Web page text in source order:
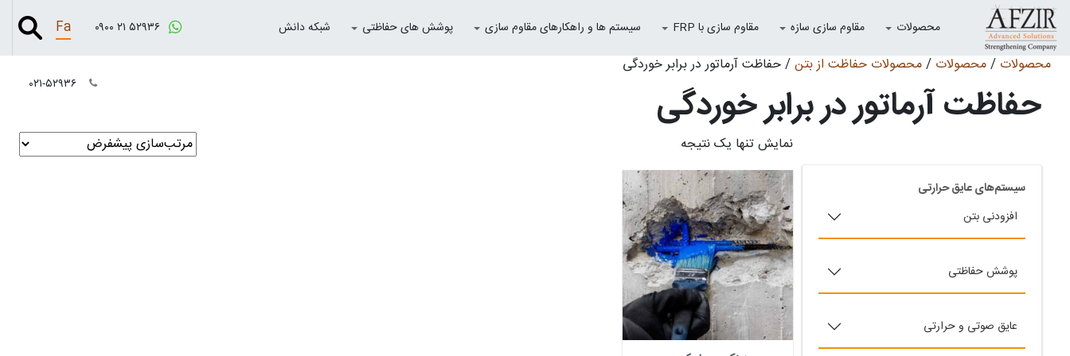
Fa محصولات مقاوم سازی سازه مقاوم سازی با FRP سیستم ها و راهکارهای مقاوم سازی پوشش های حفاظتی شبکه دانش ۰۹۰۰ ۲۱ ۵۲۹۳۶
محصولات /محصولات /محصولات حفاظت از بتن/ حفاظت آرماتور در برابر خوردگی
حفاظت آرماتور در برابر خوردگی
سیستم‌های عایق حرارتی
افزودنی بتن
پوشش حفاظتی
عایق صوتی و حرارتی
نمایش تنها یک نتیجه